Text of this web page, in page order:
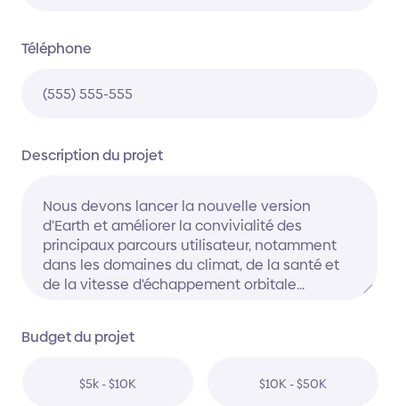
Téléphone
Description du projet
Budget du projet
$5k - $10K $10K - $50K